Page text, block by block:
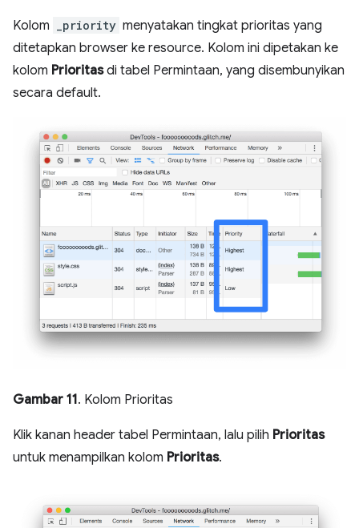
Kolom _priority menyatakan tingkat prioritas yang
ditetapkan browser ke resource. Kolom ini dipetakan ke
kolom Prioritasdi tabel Permintaan, yang disembunyikan
secara default.
Gambar 11. Kolom Prioritas
Klik kanan header tabel Permintaan, lalu pilih Prioritas
untuk menampilkan kolom Prioritas.